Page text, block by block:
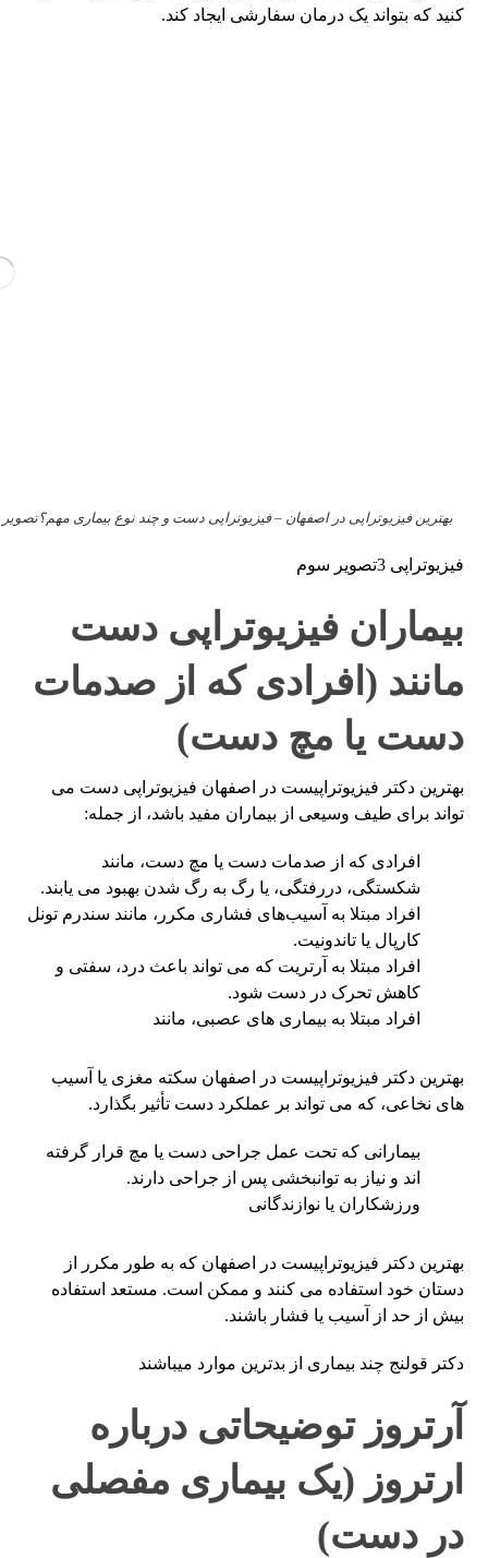
کنید که بتواند یک درمان سفارشی ایجاد کند.
بهترین فیزیوتراپی در اصفهان – فیزیوتراپی دست و چند نوع بیماری
فیزیوتراپی 3تصویر سوم
بیماران فیزیوتراپی دست
مانند (افرادی که از صدمات
دست یا مچ دست)
بهترین دکتر فیزیوتراپیست در اصفهان فیزیوتراپی دست می
تواند برای طیف وسیعی از بیماران مفید باشد، از جمله:
افرادی که از صدمات دست یا مچ دست، مانند
شکستگی، دررفتگی، یا رگ به رگ شدن بهبود می یابند.
افراد مبتلا به آسیب‌های فشاری مکرر، مانند سندرم تونل
کارپال یا تاندونیت.
افراد مبتلا به آرتریت که می تواند باعث درد، سفتی و
کاهش تحرک در دست شود.
افراد مبتلا به بیماری های عصبی، مانند
بهترین دکتر فیزیوتراپیست در اصفهان سکته مغزی یا آسیب
های نخاعی، که می تواند بر عملکرد دست تأثیر بگذارد.
بیمارانی که تحت عمل جراحی دست یا مچ قرار گرفته
اند و نیاز به توانبخشی پس از جراحی دارند.
ورزشکاران یا نوازندگانی
بهترین دکتر فیزیوتراپیست در اصفهان که به طور مکرر از
دستان خود استفاده می کنند و ممکن است. مستعد استفاده
بیش از حد از آسیب یا فشار باشند.
دکتر قولنج چند بیماری از بدترین موارد میباشند
آرتروز توضیحاتی درباره
ارتروز (یک بیماری مفصلی
در دست)